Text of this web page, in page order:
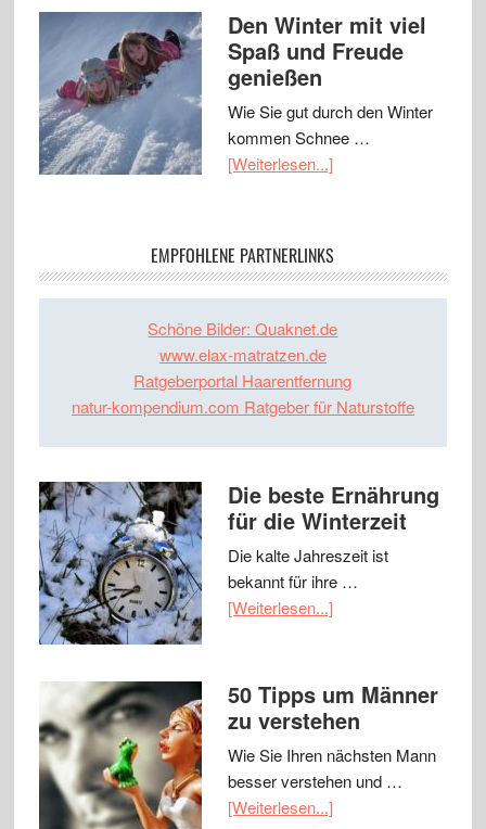
Den Winter mit viel
Spaß und Freude
genießen
Wie Sie gut durch den Winter
kommen Schnee …
[Weiterlesen...]
EMPFOHLENE PARTNERLINKS
Schöne Bilder: Quaknet.de
www.elax-matratzen.de
Ratgeberportal Haarentfernung
natur-kompendium.com Ratgeber für Naturstoffe
Die beste Ernährung
für die Winterzeit
Die kalte Jahreszeit ist
bekannt für ihre …
[Weiterlesen...]
50 Tipps um Männer
zu verstehen
Wie Sie Ihren nächsten Mann
besser verstehen und …
[Weiterlesen...]